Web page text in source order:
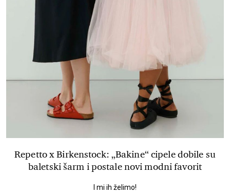
Repetto x Birkenstock: „Bakine“ cipele dobile su
baletski šarm i postale novi modni favorit
I mi ih želimo!